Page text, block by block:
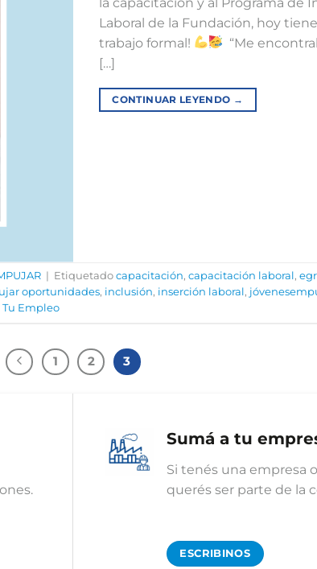
Laboral de la Fundación, hoy
trabajo formal!
“Me
[…]
CONTINUAR LEYENDO →
Etiquetado capacitación, capacitación laboral ,
oportunidades, inclusión, inserción laboral ,
Tu Empleo
1 2 3
Sumá a tu
Si tenés una empresa
querés ser parte de la
ESCRIBINOS